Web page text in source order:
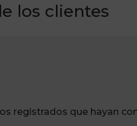
los clientes
registrados que hayan